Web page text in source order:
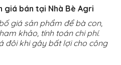
giá bán tại Nhà Bè Agri
giá sản phẩm để bà con,
khảo, tính toán chi phí.
đôi khi gây bất lợi cho công